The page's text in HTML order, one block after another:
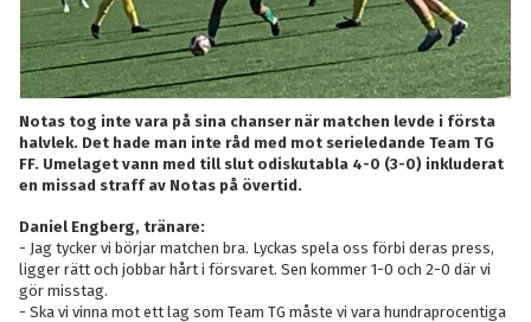
Notas tog inte vara på sina chanser när matchen levde i första
halvlek. Det hade man inte råd med mot serieledande Team TG
FF. Umelaget vann med till slut odiskutabla 4-0 (3-0) inkluderat
en missad straff av Notas på övertid.
Daniel Engberg, tränare:
- Jag tycker vi börjar matchen bra. Lyckas spela oss förbi deras press,
ligger rätt och jobbar hårt i försvaret. Sen kommer 1-0 och 2-0 där vi
gör misstag.
- Ska vi vinna mot ett lag som Team TG måste vi vara hundraprocentiga